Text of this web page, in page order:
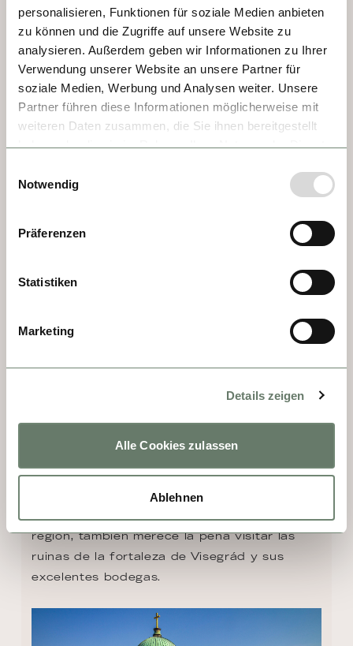
personalisieren, Funktionen für soziale Medien anbieten
zu können und die Zugriffe auf unsere Website zu
analysieren. Außerdem geben wir Informationen zu Ihrer
Verwendung unserer Website an unsere Partner für
soziale Medien, Werbung und Analysen weiter. Unsere
Partner führen diese Informationen möglicherweise mit
weiteren Daten zusammen, die Sie ihnen bereitgestellt
haben oder die sie im Rahmen Ihrer Nutzung der Dienste
Notwendig
Präferenzen
Statistiken
Marketing
Details zeigen
Alle Cookies zulassen
Ablehnen
carruajes cruzan plazas que respiran
historia y refinamiento.
DÍA 6 - ESZTERGOM
La basílica de Esztergom es la iglesia más
católica húngara. Su Tesoro de la Catedral,
inaugurado en 1886 para conservar y
artístico e histórico. Entre ellas destaca el
Calvario del Rey Matías, una cruz de oro de
más de cinco kilos procedente de Francia,
región, también merece la pena visitar las
ruinas de la fortaleza de Visegrád y sus
excelentes bodegas.